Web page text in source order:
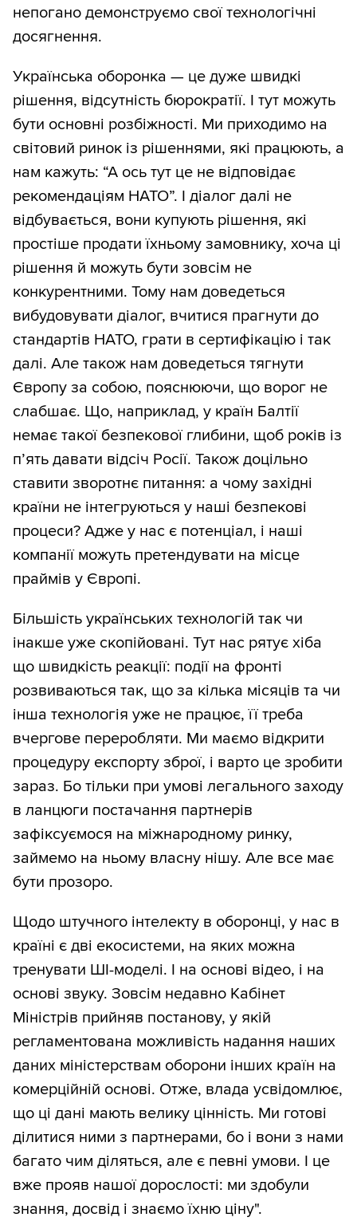
непогано демонструємо свої технологічні
досягнення.
Українська оборонка — це дуже швидкі
рішення, відсутність бюрократії. І тут можуть
бути основні розбіжності. Ми приходимо на
світовий ринок із рішеннями, які працюють, а
нам кажуть: “А ось тут це не відповідає
рекомендаціям НАТО”. І діалог далі не
відбувається, вони купують рішення, які
простіше продати їхньому замовнику, хоча ці
рішення й можуть бути зовсім не
конкурентними. Тому нам доведеться
вибудовувати діалог, вчитися прагнути до
стандартів НАТО, грати в сертифікацію і так
далі. Але також нам доведеться тягнути
Європу за собою, пояснюючи, що ворог не
слабшає. Що, наприклад, у країн Балтії
немає такої безпекової глибини, щоб років із
п’ять давати відсіч Росії. Також доцільно
ставити зворотнє питання: а чому західні
країни не інтегруються у наші безпекові
процеси? Адже у нас є потенціал, і наші
компанії можуть претендувати на місце
праймів у Європі.
Більшість українських технологій так чи
інакше уже скопійовані. Тут нас рятує хіба
що швидкість реакції: події на фронті
розвиваються так, що за кілька місяців та чи
інша технологія уже не працює, її треба
вчергове переробляти. Ми маємо відкрити
процедуру експорту зброї, і варто це зробити
зараз. Бо тільки при умові легального заходу
в ланцюги постачання партнерів
зафіксуємося на міжнародному ринку,
займемо на ньому власну нішу. Але все має
бути прозоро.
Щодо штучного інтелекту в оборонці, у нас в
країні є дві екосистеми, на яких можна
тренувати ШІ-моделі. І на основі відео, і на
основі звуку. Зовсім недавно Кабінет
Міністрів прийняв постанову, у якій
регламентована можливість надання наших
даних міністерствам оборони інших країн на
комерційній основі. Отже, влада усвідомлює,
що ці дані мають велику цінність. Ми готові
ділитися ними з партнерами, бо і вони з нами
багато чим діляться, але є певні умови. І це
вже прояв нашої дорослості: ми здобули
знання, досвід і знаємо їхню ціну".